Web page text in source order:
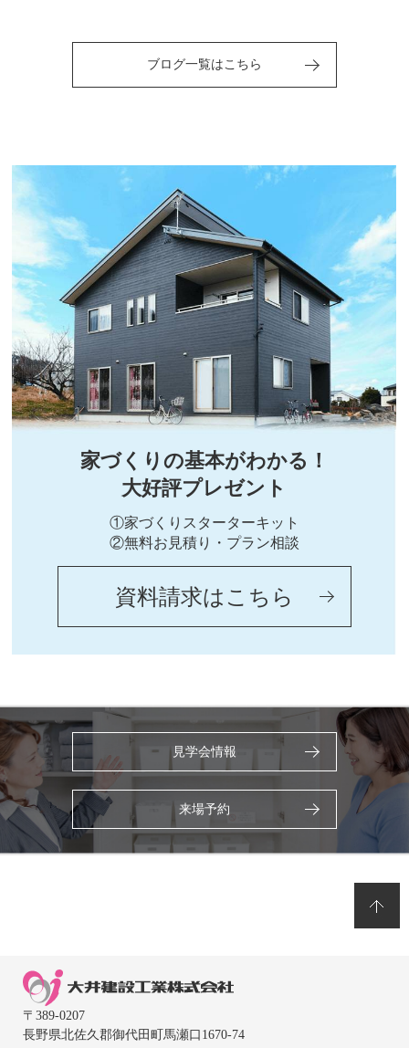
ブログ一覧はこちら
家づくりの基本がわかる！
大好評プレゼント
①家づくりスターターキット
②無料お見積り・プラン相談
資料請求はこちら
見学会情報
来場予約
〒389-0207
長野県北佐久郡御代田町馬瀬口1670-74